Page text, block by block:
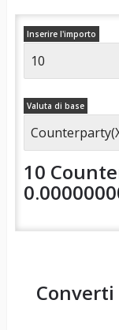
Inserire l'importo
Valuta di base
10